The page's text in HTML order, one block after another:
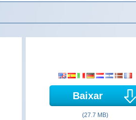
Baixar
(27.7 MB)